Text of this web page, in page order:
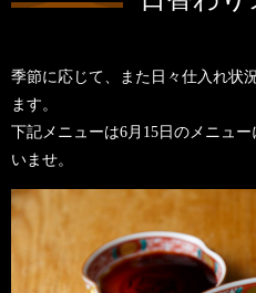
季節に応じて、また日々仕入れ状
ます。
下記メニューは6月15日のメニュ
いませ。